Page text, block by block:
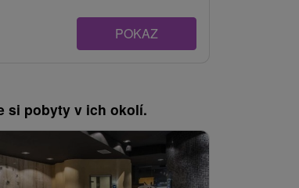
POKAZ
si pobyty v ich okolí.